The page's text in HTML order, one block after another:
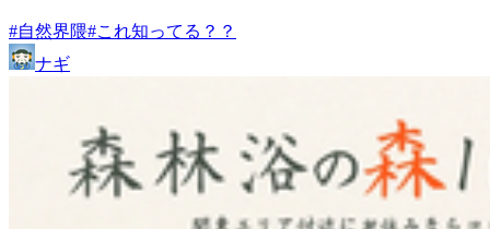
#自然界隈#これ知ってる？？
ナギ